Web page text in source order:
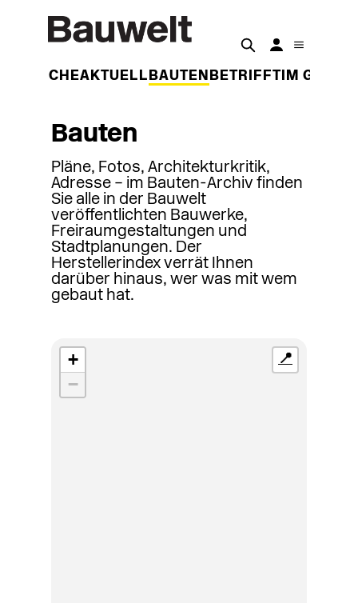
WOCHEAKTUELL BAUTEN BETRIFFT IM
Bauten
Pläne, Fotos, Architekturkritik,
Adresse – im Bauten-Archiv finden
Sie alle in der Bauwelt
veröffentlichten Bauwerke,
Freiraumgestaltungen und
Stadtplanungen. Der
Herstellerindex verrät Ihnen
darüber hinaus, wer was mit wem
gebaut hat.
+
−
📍